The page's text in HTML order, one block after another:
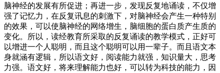
脑神经的发展有所促进；再进一步，发现反复地诵读，不仅增
强了记忆力，在反复讯息的刺激下，对脑神经会产生一种特别
的效果，可以使脑神经的网络增生，脑细胞的蛋白质产生质的
变化。所以，读经教育所采取的反复诵读的教学模式，正好可
以增进一个人聪明，而且这个聪明可以用一辈子。而且语文本
身就涵有逻辑，所以语文好，阅读能力就强，知识量大，思考
力强。语文好，将来理解能力也好，可以转为科技的能力，因